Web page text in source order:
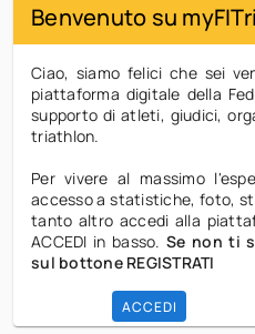
Benvenuto su myFITri
Ciao, siamo felici che sei
piattaforma digitale della
supporto di atleti, giudici,
triathlon.
Per vivere al massimo
accesso a statistiche, foto,
tanto altro accedi alla
ACCEDI in basso. Se non ti
sul bottone REGISTRATI
ACCEDI